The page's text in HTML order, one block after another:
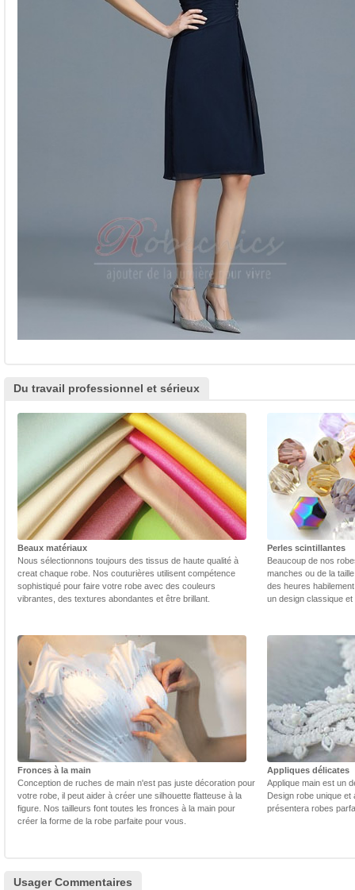
Du travail professionnel et sérieux
Beaux matériaux
Nous sélectionnons toujours des tissus de haute qualité à
creat chaque robe. Nos couturières utilisent compétence
sophistiqué pour faire votre robe avec des couleurs
vibrantes, des textures abondantes et être brillant.
Perles scintillantes
Beaucoup de nos
manches ou de la
des heures
un design classique
Fronces à la main
Conception de ruches de main n'est pas juste décoration pour
votre robe, il peut aider à créer une silhouette flatteuse à la
figure. Nos tailleurs font toutes les fronces à la main pour
créer la forme de la robe parfaite pour vous.
Appliques délicates
Applique main est un
Design robe unique et
présentera robes
Usager Commentaires